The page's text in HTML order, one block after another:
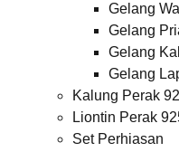
Gelang
Gelang
Gelang
Gelang
Kalung Perak
Liontin Perak
Set Perhiasan